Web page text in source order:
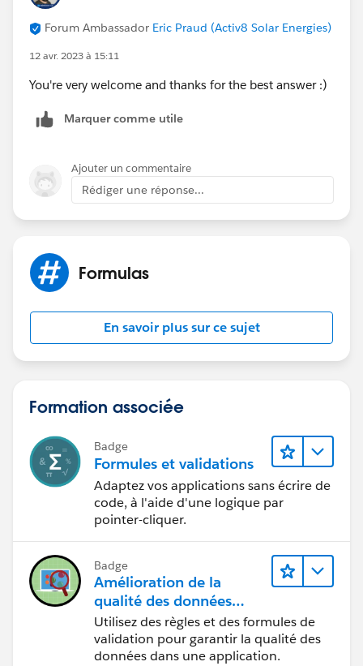
Forum Ambassador Eric Praud (Activ8 Solar Energies)
12 avr. 2023 à 15:11
You're very welcome and thanks for the best answer :)
Marquer comme utile
Ajouter un commentaire
Rédiger une réponse...
Formulas
En savoir plus sur ce sujet
Formation associée
Badge
Formules et validations
Adaptez vos applications sans écrire de
code, à l'aide d'une logique par
pointer-cliquer.
Badge
Amélioration de la
qualité des données
pour une application de
recrutement
Utilisez des règles et des formules de
validation pour garantir la qualité des
données dans une application.